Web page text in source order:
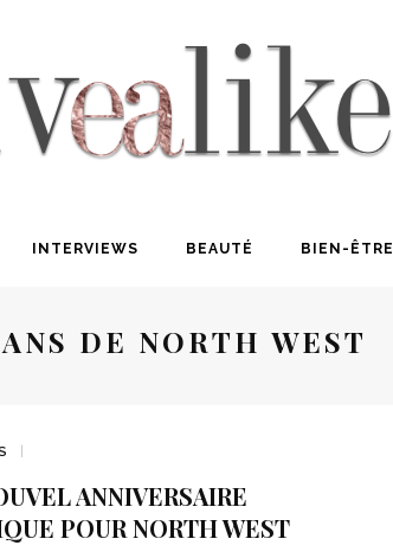
INTERVIEWS BEAUTÉ BIEN-ÊTRE
DE NORTH WEST
ANNIVERSAIRE
POUR NORTH WEST